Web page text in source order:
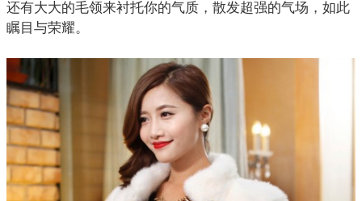
还有大大的毛领来衬托你的气质，散发超强的气场，如此
瞩目与荣耀。